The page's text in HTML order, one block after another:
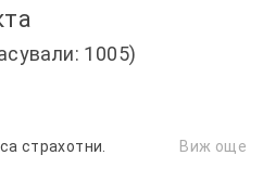
1005)
страхотни.
Виж още